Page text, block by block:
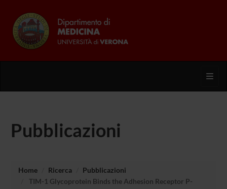
Pubblicazioni
Home Ricerca
Pubblicazioni
TIM-1 Glycoprotein Binds the Adhesion Receptor P-